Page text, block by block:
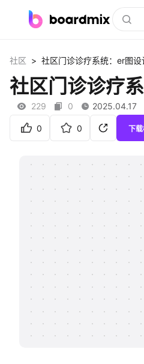
社区资源
下载
支持
社区 > 社区门诊诊疗系统：er图设
社区门诊诊疗
229 0 2025.04.17
0 0 下